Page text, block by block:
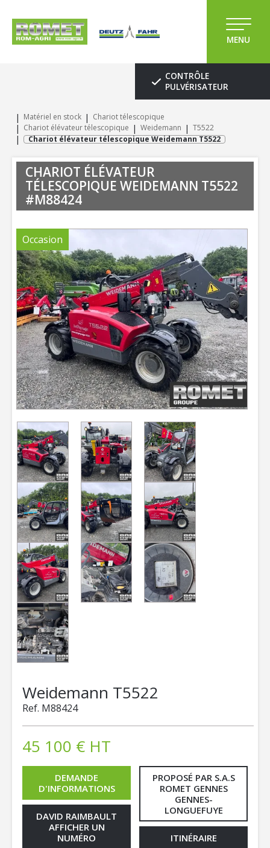
MENU
CONTRÔLE
PULVÉRISATEUR
Matériel en stock
Chariot télescopique
Chariot élévateur télescopique
Weidemann
T5522
Chariot élévateur télescopique Weidemann T5522
CHARIOT ÉLÉVATEUR
TÉLESCOPIQUE WEIDEMANN T5522
#M88424
Occasion
Weidemann T5522
Ref. M88424
45 100 € HT
DEMANDE
D'INFORMATIONS
DAVID RAIMBAULT
AFFICHER UN
NUMÉRO
PROPOSÉ PAR S.A.S
ROMET GENNES
GENNES-
LONGUEFUYE
ITINÉRAIRE